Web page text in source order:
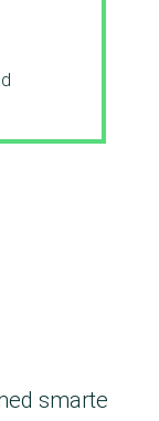
smarte